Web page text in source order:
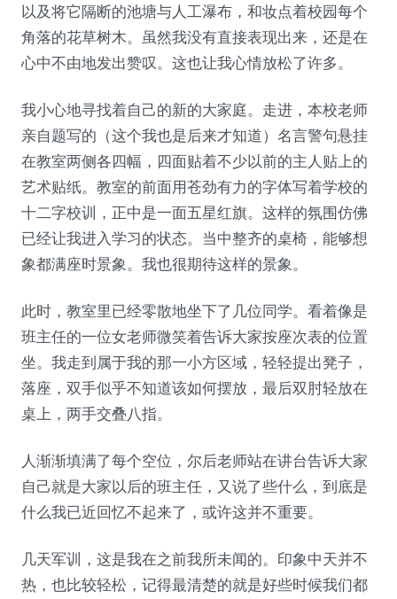
以及将它隔断的池塘与人工瀑布，和妆点着校园每个
角落的花草树木。虽然我没有直接表现出来，还是在
心中不由地发出赞叹。这也让我心情放松了许多。
我小心地寻找着自己的新的大家庭。走进，本校老师
亲自题写的（这个我也是后来才知道）名言警句悬挂
在教室两侧各四幅，四面贴着不少以前的主人贴上的
艺术贴纸。教室的前面用苍劲有力的字体写着学校的
十二字校训，正中是一面五星红旗。这样的氛围仿佛
已经让我进入学习的状态。当中整齐的桌椅，能够想
象都满座时景象。我也很期待这样的景象。
此时，教室里已经零散地坐下了几位同学。看着像是
班主任的一位女老师微笑着告诉大家按座次表的位置
坐。我走到属于我的那一小方区域，轻轻提出凳子，
落座，双手似乎不知道该如何摆放，最后双肘轻放在
桌上，两手交叠八指。
人渐渐填满了每个空位，尔后老师站在讲台告诉大家
自己就是大家以后的班主任，又说了些什么，到底是
什么我已近回忆不起来了，或许这并不重要。
几天军训，这是我在之前我所未闻的。印象中天并不
热，也比较轻松，记得最清楚的就是好些时候我们都